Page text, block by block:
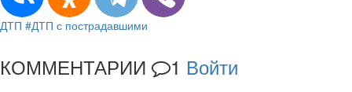
ДТП #ДТП с пострадавшими
КОММЕНТАРИИ 1 Войти